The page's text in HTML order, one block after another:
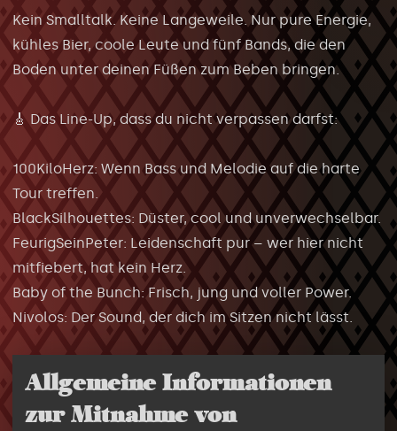
Kein Smalltalk. Keine Langeweile. Nur pure Energie,
kühles Bier, coole Leute und fünf Bands, die den
Boden unter deinen Füßen zum Beben bringen.
🎸 Das Line-Up, dass du nicht verpassen darfst:
100KiloHerz: Wenn Bass und Melodie auf die harte
Tour treffen.
BlackSilhouettes: Düster, cool und unverwechselbar.
FeurigSeinPeter: Leidenschaft pur – wer hier nicht
mitfiebert, hat kein Herz.
Baby of the Bunch: Frisch, jung und voller Power.
Nivolos: Der Sound, der dich im Sitzen nicht lässt.
Allgemeine Informationen
zur Mitnahme von